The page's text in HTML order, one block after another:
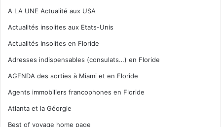
– Les maisons d’Henry Ford et Thomas Edison
Myers)
–Koreshan Historic State Park
– Barefoot Beach est sur notre page
MENU GENERAL DE NOTRE GUIDE DE LA FLORIDE
A LA UNE Actualité aux USA
Actualités insolites aux Etats-Unis
Actualités Insolites en Floride
Adresses indispensables (consulats…) en Floride
AGENDA des sorties à Miami et en Floride
Agents immobiliers francophones en Floride
Atlanta et la Géorgie
Best of voyage home page